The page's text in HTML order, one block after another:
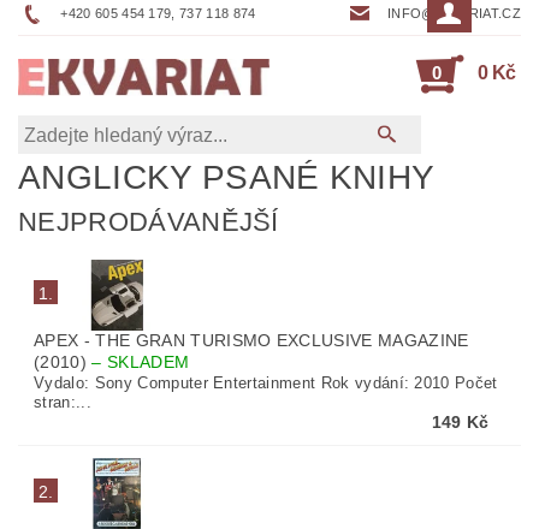
+420 605 454 179, 737 118 874 INFO@EKVARIAT.CZ
0 0 Kč
ANGLICKY PSANÉ KNIHY
NEJPRODÁVANĚJŠÍ
1.
APEX - THE GRAN TURISMO EXCLUSIVE MAGAZINE
(2010)–SKLADEM
Vydalo: Sony Computer Entertainment Rok vydání: 2010 Počet
stran:...
149 Kč
2.